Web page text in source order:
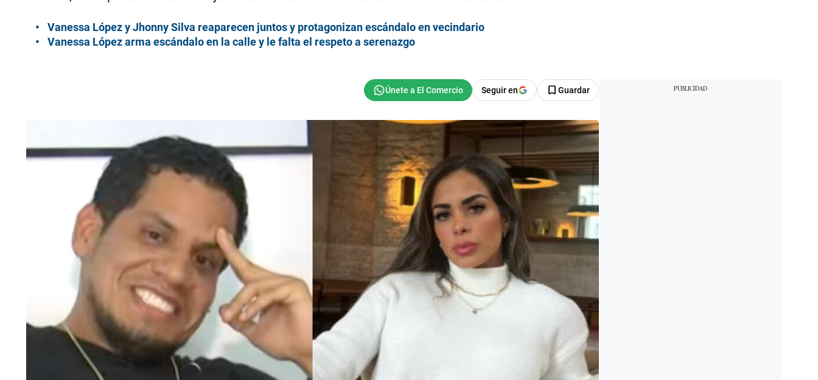
Vanessa López y Jhonny Silva reaparecen juntos y protagonizan escándalo en vecindario
Vanessa López arma escándalo en la calle y le falta el respeto a serenazgo
Seguir en Guardar